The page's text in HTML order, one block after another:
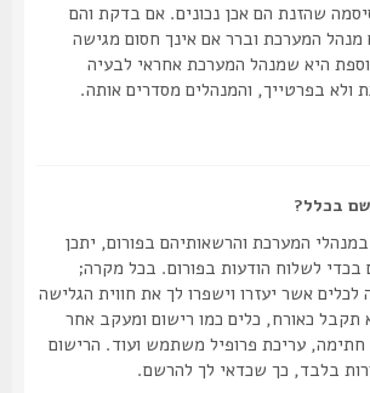
הם אכן נכונים. אם בדקת והם
המערכת וברר אם אינך חסום מגישה
היא שמנהל המערכת אחראי לבעיה
בפרטייך, והמנהלים מסדרים אותה.
המערכת והרשאותיהם בפורום, יתכן
לשלוח הודעות בפורום. בכל מקרה;
אשר יעזרו וישפרו לך את חווית הגלישה
כאורח, כלים כמו רישום ומעקב אחר
עריכת פרופיל משתמש ועוד. הרישום
בלבד, כך שכדאי לך להרשם.